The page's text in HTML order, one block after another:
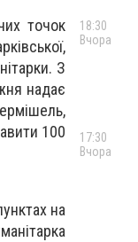
точок
З
надає
100
на
18:30
Вчора
17:30
Вчора